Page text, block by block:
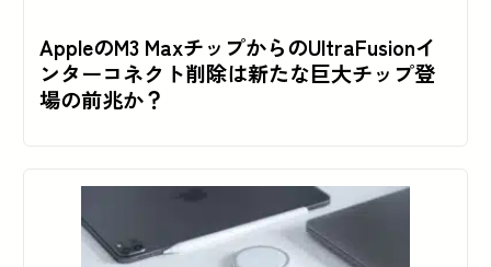
AppleのM3 MaxチップからのUltraFusionイ
ンターコネクト削除は新たな巨大チップ登
場の前兆か？